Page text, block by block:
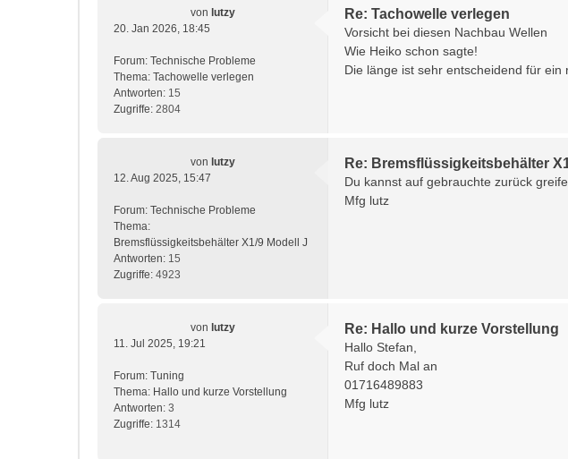
von lutzy
20. Jan 2026, 18:45
Forum: Technische Probleme
Thema: Tachowelle verlegen
Antworten: 15
Zugriffe: 2804
Re: Tachowelle verlegen
Vorsicht bei diesen Nachbau Wellen
Wie Heiko schon sagte!
Die länge ist sehr entscheidend für ein
von lutzy
12. Aug 2025, 15:47
Forum: Technische Probleme
Thema:
Bremsflüssigkeitsbehälter X1/9 Modell J
Antworten: 15
Zugriffe: 4923
Re: Bremsflüssigkeitsbehälter
Du kannst auf gebrauchte zurück
Mfg lutz
von lutzy
11. Jul 2025, 19:21
Forum: Tuning
Thema: Hallo und kurze Vorstellung
Antworten: 3
Zugriffe: 1314
Re: Hallo und kurze Vorstellung
Hallo Stefan,
Ruf doch Mal an
01716489883
Mfg lutz